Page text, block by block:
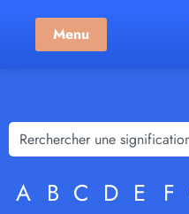
Menu
A B C D E F